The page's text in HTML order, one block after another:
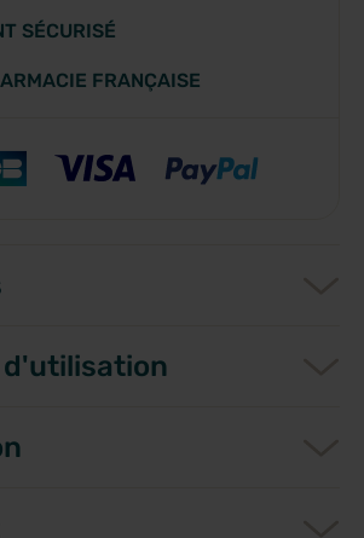
SÉCURISÉ
FRANÇAISE